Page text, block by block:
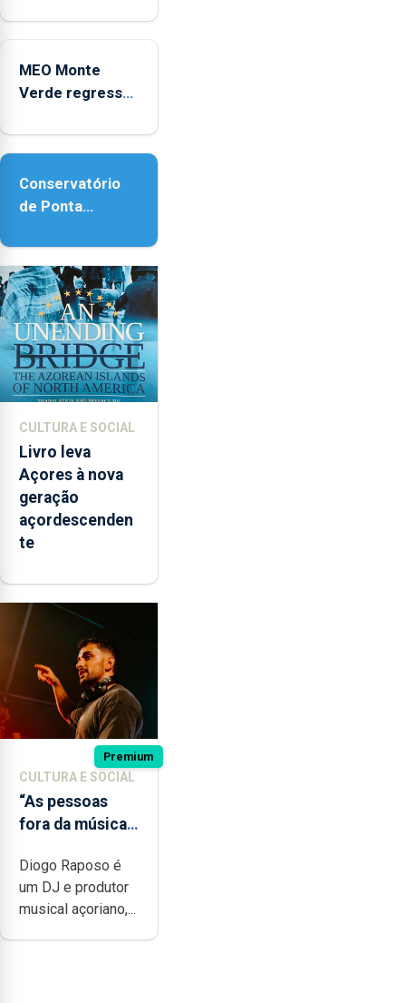
no Coliseu
MEO Monte
Verde regressa
acessibilidade
Conservatório
de Ponta
contar com
novos
instrumentos
CULTURA E SOCIAL
Livro leva
Açores à nova
geração
açordescenden
te
Premium
CULTURA E SOCIAL
“As pessoas
fora da música
noção do quão
difícil é
produzir uma
música”
Diogo Raposo é
um DJ e produtor
musical açoriano,...